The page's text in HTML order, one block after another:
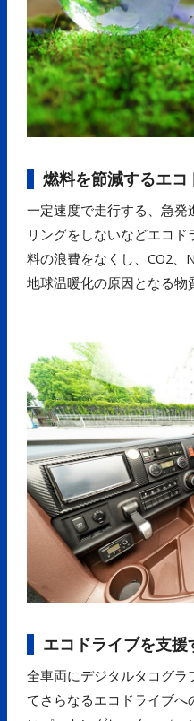
燃料を節減するエコ
一定速度で走行する、急発
リングをしないなどエコ
料の浪費をなくし、CO2、
地球温暖化の原因となる物
エコドライブを支
全車両にデジタルタコグラ
てさらなるエコドライブ